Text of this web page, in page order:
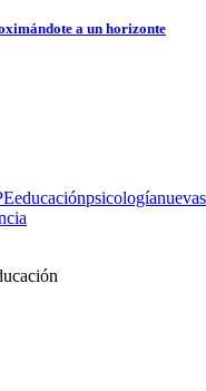
a un horizonte
educaciónpsicologíanuevas